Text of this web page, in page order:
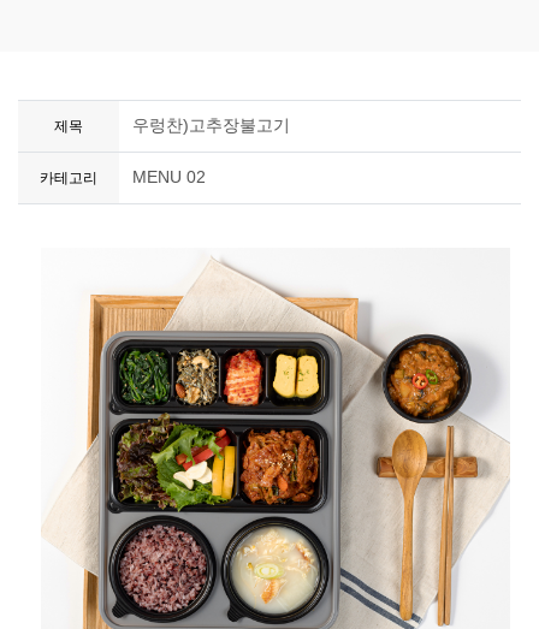
제목 우렁찬)고추장불고기
카테고리 MENU 02